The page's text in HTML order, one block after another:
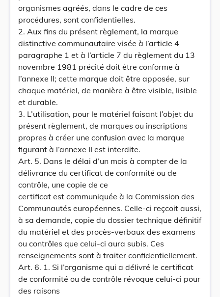
organismes agréés, dans le cadre de ces
procédures, sont confidentielles.
2. Aux fins du présent règlement, la marque
distinctive communautaire visée à l’article 4
paragraphe 1 et à l’article 7 du règlement du 13
novembre 1981 précité doit être conforme à
l’annexe II; cette marque doit être apposée, sur
chaque matériel, de manière à être visible, lisible
et durable.
3. L’utilisation, pour le matériel faisant l’objet du
présent règlement, de marques ou inscriptions
propres à créer une confusion avec la marque
figurant à l’annexe II est interdite.
Art. 5. Dans le délai d’un mois à compter de la
délivrance du certificat de conformité ou de
contrôle, une copie de ce
certificat est communiquée à la Commission des
Communautés européennes. Celle-ci reçcoit aussi,
à sa demande, copie du dossier technique définitif
du matériel et des procès-verbaux des examens
ou contrôles que celui-ci aura subis. Ces
renseignements sont à traiter confidentiellement.
Art. 6. 1. Si l’organisme qui a délivré le certificat
de conformité ou de contrôle révoque celui-ci pour
des raisons